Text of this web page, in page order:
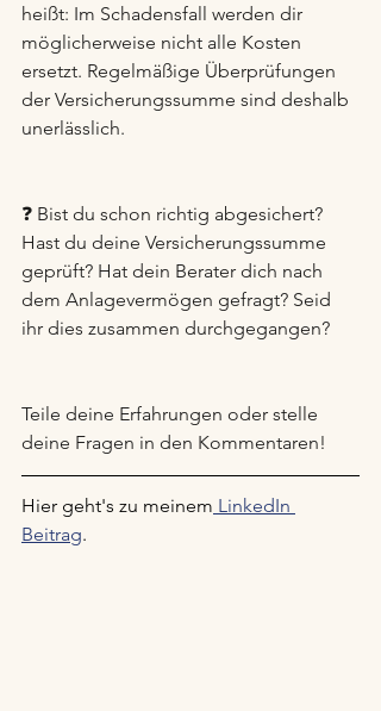
heißt: Im Schadensfall werden dir
möglicherweise nicht alle Kosten
ersetzt. Regelmäßige Überprüfungen
der Versicherungssumme sind deshalb
unerlässlich.
❓ Bist du schon richtig abgesichert?
Hast du deine Versicherungssumme
geprüft? Hat dein Berater dich nach
dem Anlagevermögen gefragt? Seid
ihr dies zusammen durchgegangen?
Teile deine Erfahrungen oder stelle
deine Fragen in den Kommentaren!
Hier geht's zu meinem LinkedIn
Beitrag.